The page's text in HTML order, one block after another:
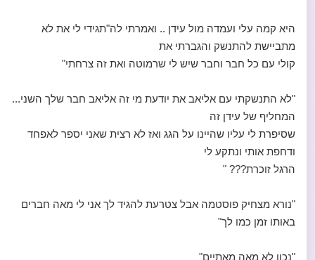
היא קמה עלי ועמדה מול עידן .. ואמרתי לה"תגידי לי את לא
מתביישת להתנשק והגברתי את
קולי עם כל חבר וחבר שיש לי שרמוטה ואת זה צרחתי"
"לא התנשקתי עם אליאב את יודעת מי זה אליאב חבר שלך השני...
המחליף של עידן זה
שסיפרת לי עליו שהיינו על הגג ואז לא רצית שאני יספר לאפחד
ודחפת אותי ונתקע לי
הרגל זוכרת??? "
"נורא מצחיק פוסטמה אבל צטרעת להגיד לך אני לי מאה חברים
באותו זמן כמו לך"
"נכון לא מאה מאתיים"